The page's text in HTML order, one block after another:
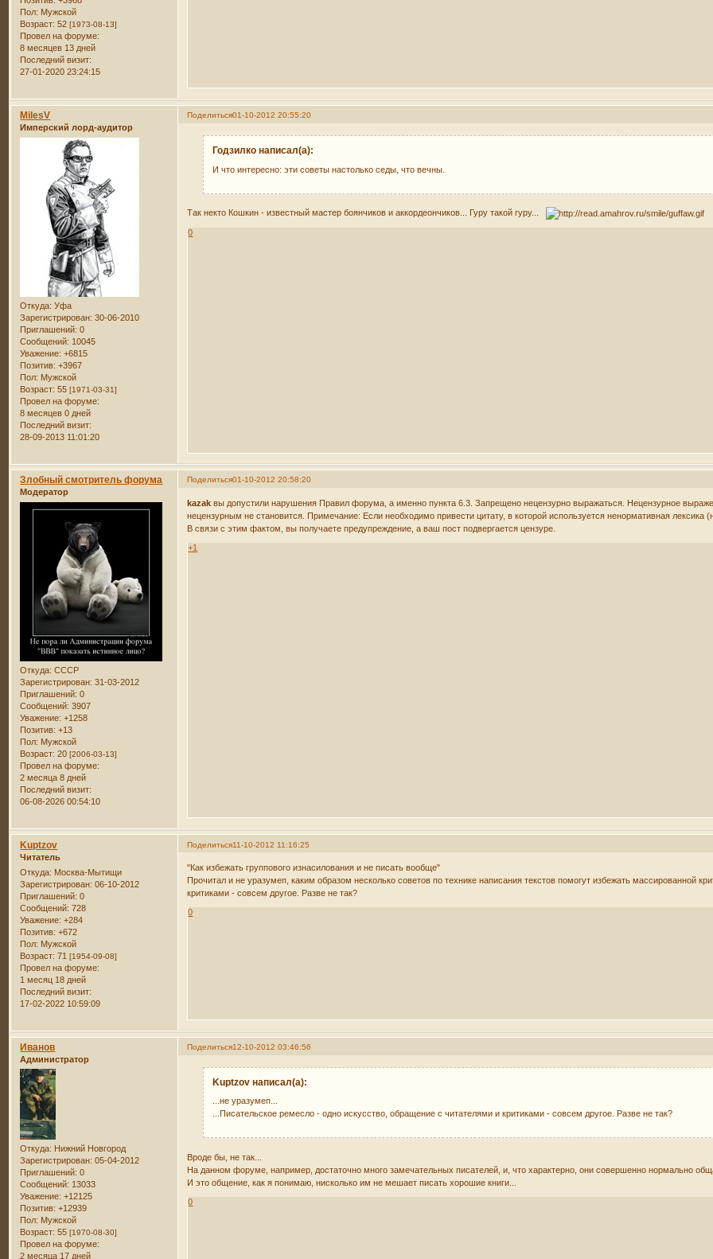
Пол: Мужской
Возраст: 52[1973-08-13]
Провел на форуме:
8 месяцев 13 дней
Последний визит:
27-01-2020 23:24:15
Поделиться01-10-2012 20:55:20
MilesV
Имперский лорд-аудитор
Откуда: Уфа
Зарегистрирован: 30-06-2010
Приглашений: 0
Сообщений: 10045
Уважение: +6815
Позитив: +3967
Пол: Мужской
Возраст: 55[1971-03-31]
Провел на форуме:
8 месяцев 0 дней
Последний визит:
28-09-2013 11:01:20
Годзилко написал(а):
И что интересно: эти советы настолько седы, что вечны.
Так некто Кошкин - известный мастер боянчиков и аккордеончиков... Гуру такой гуру...
0
Поделиться01-10-2012 20:58:20
Злобный смотритель форума
Модератор
Откуда: СССР
Зарегистрирован: 31-03-2012
Приглашений: 0
Сообщений: 3907
Уважение: +1258
Позитив: +13
Пол: Мужской
Возраст: 20[2006-03-13]
Провел на форуме:
2 месяца 8 дней
Последний визит:
06-08-2026 00:54:10
kazak вы допустили нарушения Правил форума, а именно пункта 6.3. Запрещено нецензурно выражаться. Нецензурное
нецензурным не становится. Примечание: Если необходимо привести цитату, в которой используется ненормативная
В связи с этим фактом, вы получаете предупреждение, а ваш пост подвергается цензуре.
+1
Поделиться11-10-2012 11:16:25
Kuptzov
Читатель
Откуда: Москва-Мытищи
Зарегистрирован: 06-10-2012
Приглашений: 0
Сообщений: 728
Уважение: +284
Позитив: +672
Пол: Мужской
Возраст: 71[1954-09-08]
Провел на форуме:
1 месяц 18 дней
Последний визит:
17-02-2022 10:59:09
"Как избежать группового изнасилования и не писать вообще"
Прочитал и не уразумеп, каким образом несколько советов по технике написания текстов помогут избежать массированной
критиками - совсем другое. Разве не так?
0
Поделиться12-10-2012 03:46:56
Иванов
Администратор
Откуда: Нижний Новгород
Зарегистрирован: 05-04-2012
Приглашений: 0
Сообщений: 13033
Уважение: +12125
Позитив: +12939
Пол: Мужской
Возраст: 55[1970-08-30]
Провел на форуме:
2 месяца 17 дней
Kuptzov написал(а):
...не уразумеп...
...Писательское ремесло - одно искусство, обращение с читателями и критиками - совсем другое. Разве не так?
Вроде бы, не так...
На данном форуме, например, достаточно много замечательных писателей, и, что характерно, они совершенно нормально
И это общение, как я понимаю, нисколько им не мешает писать хорошие книги...
0